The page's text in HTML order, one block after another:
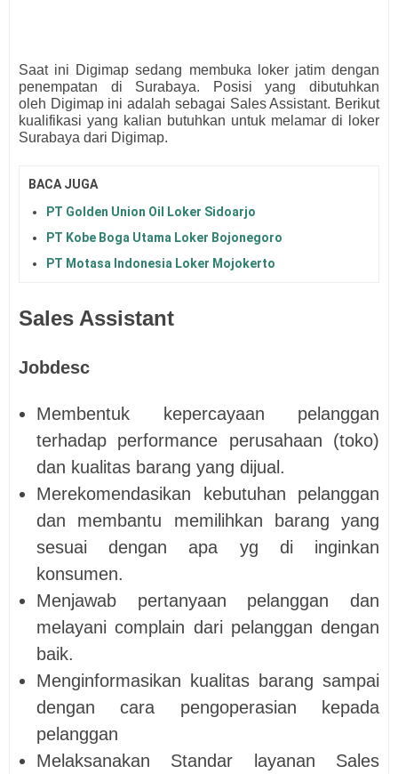
Saat ini Digimapsedang membuka loker jatim dengan
penempatan di Surabaya. Posisi yang dibutuhkan
oleh Digimap ini adalah sebagai Sales Assistant. Berikut
kualifikasi yang kalian butuhkan untuk melamar di loker
Surabaya dari Digimap.
BACA JUGA
PT Golden Union Oil Loker Sidoarjo
PT Kobe Boga Utama Loker Bojonegoro
PT Motasa Indonesia Loker Mojokerto
Sales Assistant
Jobdesc
Membentuk kepercayaan pelanggan
terhadap performance perusahaan (toko)
dan kualitas barang yang dijual.
Merekomendasikan kebutuhan pelanggan
dan membantu memilihkan barang yang
sesuai dengan apa yg di inginkan
konsumen.
Menjawab pertanyaan pelanggan dan
melayani complain dari pelanggan dengan
baik.
Menginformasikan kualitas barang sampai
dengan cara pengoperasian kepada
pelanggan
Melaksanakan Standar layanan Sales